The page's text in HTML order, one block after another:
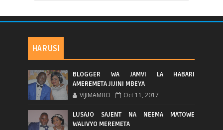
HARUSI
BLOGGER WA JAMVI LA HABARI
AMEREMETA JIJINI MBEYA
VIJIMAMBO Oct 11, 2017
LUSAJO SAJENT NA NEEMA MATOWE
WALIVYO MEREMETA